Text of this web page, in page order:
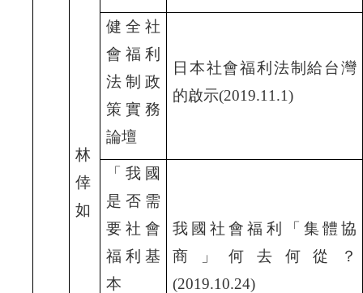
林
倖
如
健全社
會福利
法制政
策實務
論壇
日本社會福利法制給台灣
的啟示(2019.11.1)
「我國
是否需
要社會
福利基
本
我國社會福利「集體協
商」何去何從？
(2019.10.24)